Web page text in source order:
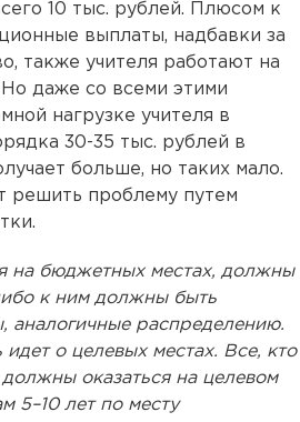
10 тыс. рублей. Плюсом к
выплаты, надбавки за
также учителя работают на
даже со всеми этими
нагрузке учителя в
30-35 тыс. рублей в
больше, но таких мало.
решить проблему путем
на бюджетных местах, должны
к ним должны быть
аналогичные распределению.
о целевых местах. Все, кто
оказаться на целевом
5–10 лет по месту